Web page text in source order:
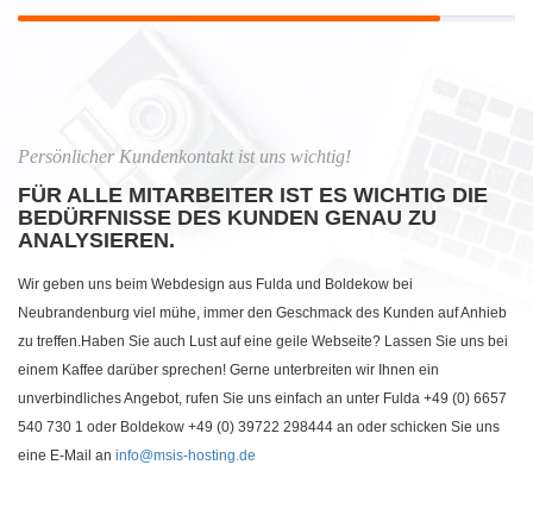
Persönlicher Kundenkontakt ist uns wichtig!
FÜR ALLE MITARBEITER IST ES WICHTIG DIE
BEDÜRFNISSE DES KUNDEN GENAU ZU
ANALYSIEREN.
Wir geben uns beim Webdesign aus Fulda und Boldekow bei
Neubrandenburg viel mühe, immer den Geschmack des Kunden auf Anhieb
zu treffen.Haben Sie auch Lust auf eine geile Webseite? Lassen Sie uns bei
einem Kaffee darüber sprechen! Gerne unterbreiten wir Ihnen ein
unverbindliches Angebot, rufen Sie uns einfach an unter Fulda +49 (0) 6657
540 730 1 oder Boldekow +49 (0) 39722 298444 an oder schicken Sie uns
eine E-Mail an info@msis-hosting.de